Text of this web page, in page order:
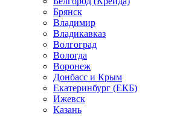
Брянск
Владимир
Владикавказ
Волгоград
Вологда
Воронеж
Донбасс и Крым
Екатеринбург (ЕКБ)
Ижевск
Казань